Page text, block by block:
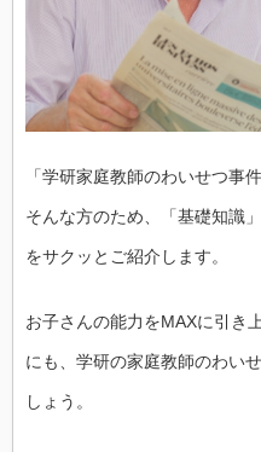
「学研家庭教師のわいせつ事
そんな方のため、「基礎知識
をサクッとご紹介します。
お子さんの能力をMAXに引き
にも、学研の家庭教師のわい
しょう。